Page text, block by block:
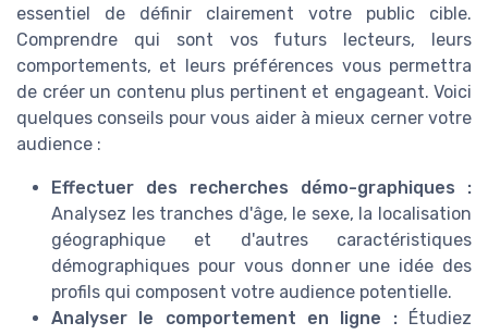
essentiel de définir clairement votre public cible.
Comprendre qui sont vos futurs lecteurs, leurs
comportements, et leurs préférences vous permettra
de créer un contenu plus pertinent et engageant. Voici
quelques conseils pour vous aider à mieux cerner votre
audience :
Effectuer des recherches démo-graphiques :
Analysez les tranches d'âge, le sexe, la localisation
géographique et d'autres caractéristiques
démographiques pour vous donner une idée des
profils qui composent votre audience potentielle.
Analyser le comportement en ligne :Étudiez